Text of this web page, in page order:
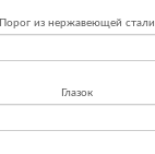
Порог из нержавеющей стали
Глазок